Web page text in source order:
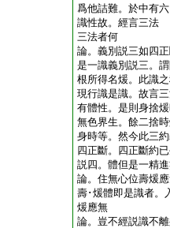
爲他詰難。於中有
識性故。經言三法
三法者何
論。義別説三如四
是一識義別説三。
根所得名煖。此識
現行識是識。故言
有體性。是則身捨
無色界生。餘二捨
身時等。然今此三
四正斷。四正斷約
説四。體但是一精
論。住無心位壽煖
壽･煖體即是識者。
煖應無
論。豈不經説識不